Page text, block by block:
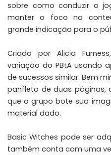
sobre como conduzir o
manter o foco no
grande indicação para o
Criado por Alicia
variação do PBtA usando
de sucessos similar. Bem
panfleto de duas páginas,
que o grupo bote sua
material dado.
Basic Witches pode ser
também conta com uma